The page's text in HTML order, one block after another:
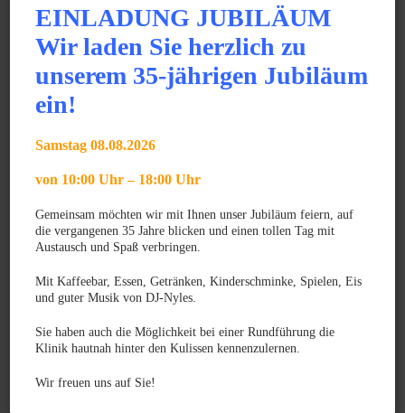
Gratulation zum Fachtierarzt für Chirurgie der
Kleintiere
MÄRZ 2025
Gratulation zum VTCert Emergency and Critical
News Archiv
Monat auswählen
Image
EINLADUNG JUBILÄUM
Wir laden Sie herzlich zu
unserem 35-jährigen Jubiläum
ein!
Samstag 08.08.2026
von 10:00 Uhr – 18:00 Uhr
Gemeinsam möchten wir mit Ihnen unser Jubiläum feiern, auf
die vergangenen 35 Jahre blicken und einen tollen Tag mit
Austausch und Spaß verbringen.
Mit Kaffeebar, Essen, Getränken, Kinderschminke, Spielen, Eis
und guter Musik von DJ-Nyles.
Sie haben auch die Möglichkeit bei einer Rundführung die
Klinik hautnah hinter den Kulissen kennenzulernen.
Wir freuen uns auf Sie!